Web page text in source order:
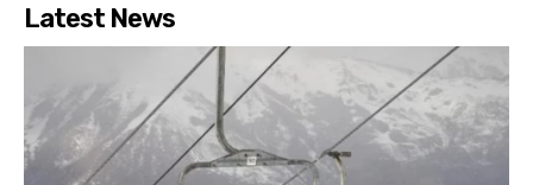
Latest News